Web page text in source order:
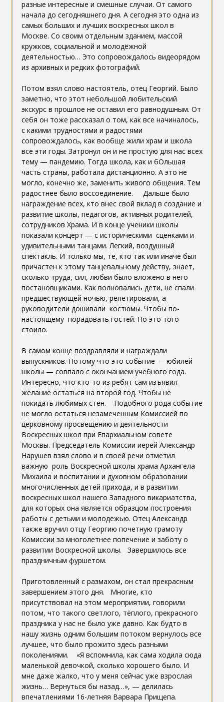
разные интересные и смешные случаи. От самого
начала до сегодняшнего дня. А сегодня это одна из
самых больших и лучших воскресных школ в
Москве. Со своим отдельным зданием, массой
кружков, социальной и молодёжной
деятельностью… Это сопровождалось видеорядом
из архивных и редких фотографий.
Потом взял слово настоятель, отец Георгий. Было
заметно, что этот небольшой любительский
экскурс в прошлое не оставил его равнодушным. От
себя он тоже рассказал о том, как все начиналось,
с какими трудностями и радостями
сопровождалось, как вообще жили храм и школа
все эти годы. Затронул он и не простую для нас всех
тему — пандемию. Тогда школа, как и бОльшая
часть страны, работала дистанционно. А это не
могло, конечно же, заменить живого общения. Тем
радостнее было воссоединение. Дальше было
награждение всех, кто внес свой вклад в создание и
развитие школы, педагогов, активных родителей,
сотрудников Храма. И в конце ученики школы
показали концерт — с историческими сценками и
удивительными танцами. Легкий, воздушный
спектакль. И только мы, те, кто так или иначе был
причастен к этому танцевальному действу, знает,
сколько труда, сил, любви было вложено в него
постановщиками. Как волновались дети, не спали
предшествующей ночью, репетировали, а
руководители дошивали костюмы. Чтобы по-
настоящему порадовать гостей. Но это того
стоило.
В самом конце поздравляли и награждали
выпускников. Потому что это событие — юбилей
школы — совпало с окончанием учебного года.
Интересно, что кто-то из ребят сам изъявил
желание остаться на второй год. Чтобы не
покидать любимых стен. Подобного рода событие
не могло остаться незамеченным Комиссией по
церковному просвещению и деятельности
Воскресных школ при Епархиальном совете
Москвы. Председатель Комиссии иерей Александр
Нарушев взял слово и в своей речи отметил
важную роль Воскресной школы храма Архангела
Михаила и воспитании и духовном образовании
многочисленных детей прихода, и в развитии
воскресных школ нашего Западного викариатства,
для которых она является образцом построения
работы с детьми и молодежью. Отец Александр
также вручил отцу Георгию почетную грамоту
Комиссии за многолетнее попечение и заботу о
развитии Воскресной школы. Завершилось все
праздничным фуршетом.
Приготовленный с размахом, он стал прекрасным
завершением этого дня. Многие, кто
присутствовал на этом мероприятии, говорили
потом, что такого светлого, тёплого, прекрасного
праздника у нас не было уже давно. Как будто в
нашу жизнь одним большим потоком вернулось все
лучшее, что было прожито здесь разными
поколениями. «Я вспомнила, как сама ходила сюда
маленькой девочкой, сколько хорошего было. И
мне даже жалко, что у меня сейчас уже взрослая
жизнь… Вернуться бы назад…», — делилась
впечатлениями 16-летняя Варвара Прищепа.